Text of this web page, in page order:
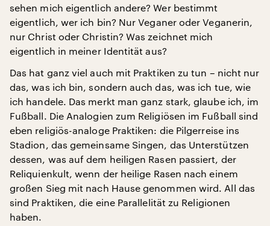
sehen mich eigentlich andere? Wer bestimmt
eigentlich, wer ich bin? Nur Veganer oder Veganerin,
nur Christ oder Christin? Was zeichnet mich
eigentlich in meiner Identität aus?
Das hat ganz viel auch mit Praktiken zu tun – nicht nur
das, was ich bin, sondern auch das, was ich tue, wie
ich handele. Das merkt man ganz stark, glaube ich, im
Fußball. Die Analogien zum Religiösen im Fußball sind
eben religiös-analoge Praktiken: die Pilgerreise ins
Stadion, das gemeinsame Singen, das Unterstützen
dessen, was auf dem heiligen Rasen passiert, der
Reliquienkult, wenn der heilige Rasen nach einem
großen Sieg mit nach Hause genommen wird. All das
sind Praktiken, die eine Parallelität zu Religionen
haben.